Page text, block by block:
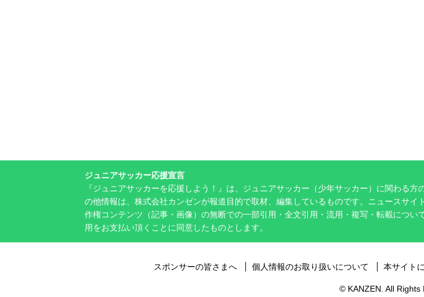
ジュニアサッカー応援宣言
『ジュニアサッカーを応援しよう！』は、ジュニアサッカー（少年サッカー）に関わる
の他情報は、株式会社カンゼンが報道目的で取材、編集しているものです。ニュースサ
作権コンテンツ（記事・画像）の無断での一部引用・全文引用・流用・複写・転載につ
用をお支払い頂くことに同意したものとします。
スポンサーの皆さまへ 個人情報のお取り扱いについて 本サイト
© KANZEN. All Rights